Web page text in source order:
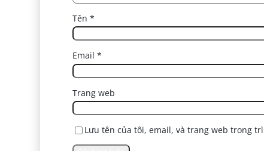
Tên *
Email *
Trang web
Lưu tên của tôi, email, và trang web trong